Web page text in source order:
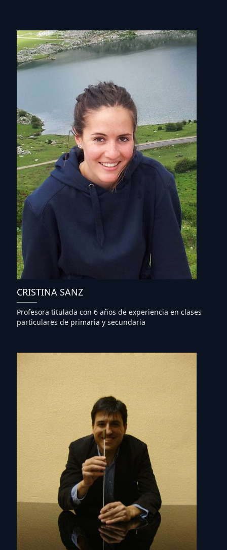
CRISTINA SANZ
Profesora titulada con 6 años de experiencia en clases
particulares de primaria y secundaria